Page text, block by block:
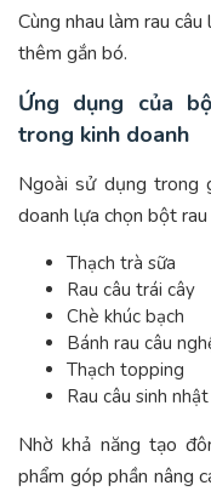
Cùng nhau làm rau
thêm gắn bó.
Ứng dụng của
trong kinh doanh
Ngoài sử dụng trong
doanh lựa chọn bột
Thạch trà sữa
Rau câu trái cây
Chè khúc bạch
Bánh rau câu
Thạch topping
Rau câu sinh nhật
Nhờ khả năng tạo
phẩm góp phần nâng